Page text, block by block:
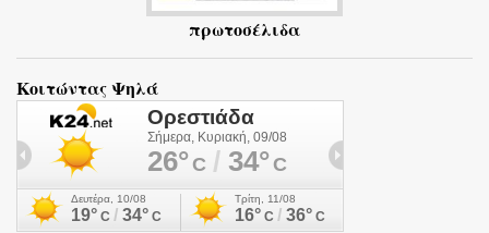
πρωτοσέλιδα
Κοιτώντας Ψηλά